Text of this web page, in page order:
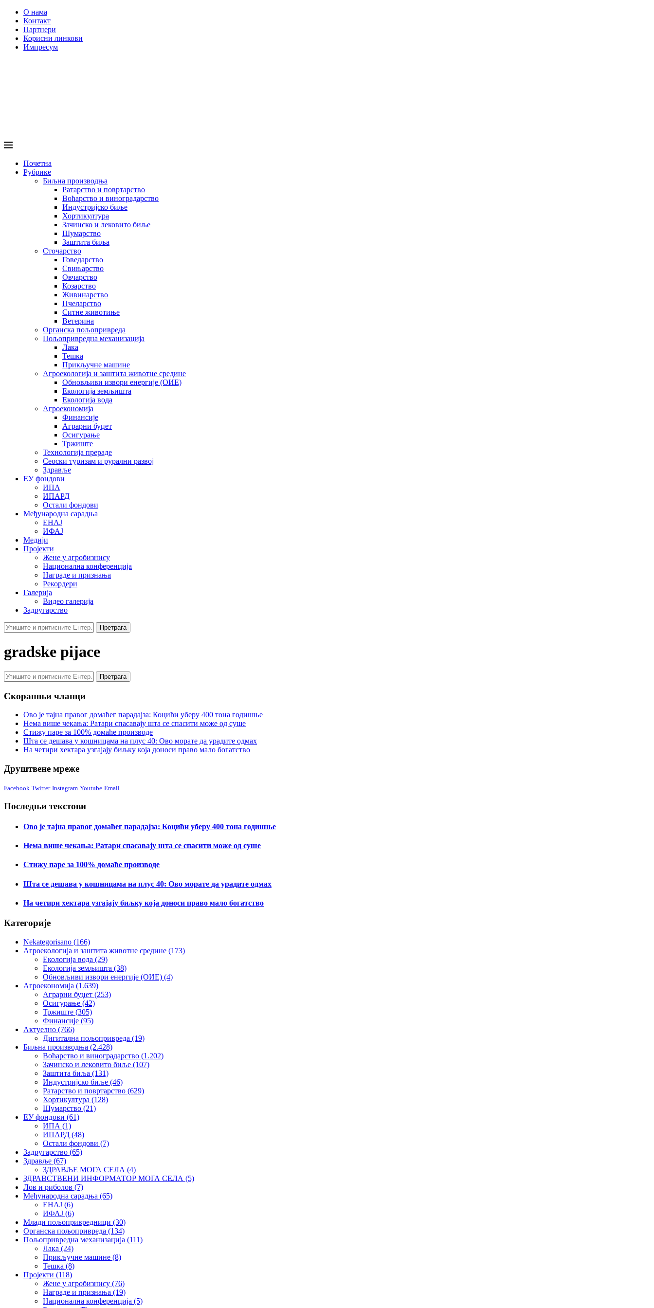
О нама
Контакт
Партнери
Корисни линкови
Импресум
Почетна
Рубрике
Биљна производња
Ратарство и повртарство
Воћарство и виноградарство
Индустријско биље
Хортикултура
Зачинско и лековито биље
Шумарство
Заштита биља
Сточарство
Говедарство
Свињарство
Овчарство
Козарство
Живинарство
Пчеларство
Ситне животиње
Ветерина
Органска пољопривреда
Пољопривредна механизација
Лака
Тешка
Прикључне машине
Агроекологија и заштита животне средине
Обновљиви извори енергије (ОИЕ)
Екологија земљишта
Екологија вода
Агроекономија
Финансије
Аграрни буџет
Осигурање
Тржиште
Технологија прераде
Сеоски туризам и рурални развој
Здравље
ЕУ фондови
ИПА
ИПАРД
Остали фондови
Међународна сарадња
ЕНАЈ
ИФАЈ
Медији
Пројекти
Жене у агробизнису
Национална конференција
Награде и признања
Рекордери
Галерија
Видео галерија
Задругарство
Претрага
gradske pijace
Скорашњи чланци
Ово је тајна правог домаћег парадајза: Коцићи уберу 400 тона годишње
Нема више чекања: Ратари спасавају шта се спасити може од суше
Стижу паре за 100% домаће производе
Шта се дешава у кошницама на плус 40: Ово морате да урадите одмах
На четири хектара узгајају биљку која доноси право мало богатство
Друштвене мреже
Facebook Twitter Instagram Youtube Email
Последњи текстови
Ово је тајна правог домаћег парадајза: Коцићи уберу 400 тона годишње
Нема више чекања: Ратари спасавају шта се спасити може од суше
Стижу паре за 100% домаће производе
Шта се дешава у кошницама на плус 40: Ово морате да урадите одмах
На четири хектара узгајају биљку која доноси право мало богатство
Категорије
Nekategorisano (166)
Агроекологија и заштита животне средине (173)
Екологија вода (29)
Екологија земљишта (38)
Обновљиви извори енергије (ОИЕ) (4)
Агроекономија (1.639)
Аграрни буџет (253)
Осигурање (42)
Тржиште (305)
Финансије (95)
Актуелно (766)
Дигитална пољопривреда (19)
Биљна производња (2.428)
Воћарство и виноградарство (1.202)
Зачинско и лековито биље (107)
Заштита биља (131)
Индустријско биље (46)
Ратарство и повртарство (629)
Хортикултура (128)
Шумарство (21)
ЕУ фондови (61)
ИПА (1)
ИПАРД (48)
Остали фондови (7)
Задругарство (65)
Здравље (67)
ЗДРАВЉЕ МОГА СЕЛА (4)
ЗДРАВСТВЕНИ ИНФОРМАТОР МОГА СЕЛА (5)
Лов и риболов (7)
Међународна сарадња (65)
ЕНАЈ (6)
ИФАЈ (6)
Млади пољопривредници (30)
Органска пољопривреда (134)
Пољопривредна механизација (111)
Лака (24)
Прикључне машине (8)
Тешка (8)
Пројекти (118)
Жене у агробизнису (76)
Награде и признања (19)
Национална конференција (5)